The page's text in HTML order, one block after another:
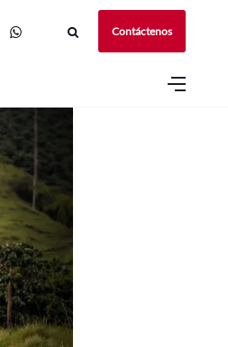
Contáctenos